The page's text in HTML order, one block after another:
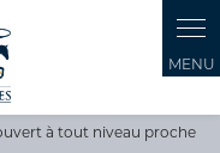
à tout niveau proche